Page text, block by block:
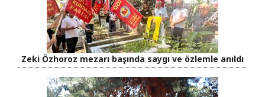
Zeki Özhoroz mezarı başında saygı ve özlemle anıldı